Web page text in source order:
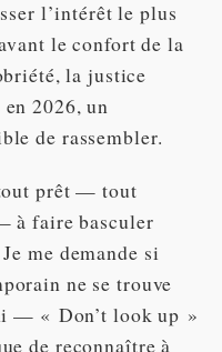
l’intérêt le plus
le confort de la
la justice
2026, un
de rassembler.
prêt — tout
à faire basculer
me demande si
ne se trouve
— « Don’t look up »
de reconnaître à